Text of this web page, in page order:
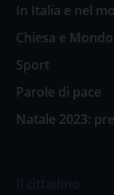
In Italia e nel
Chiesa e Mondo
Sport
Parole di pace
Natale 2023: